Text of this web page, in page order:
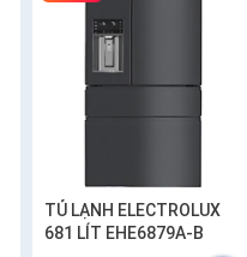
TỦ LẠNH ELECTROLUX
681 LÍT EHE6879A-B